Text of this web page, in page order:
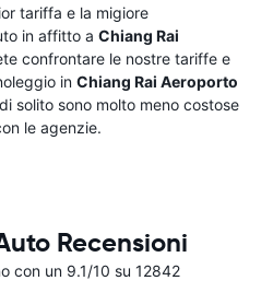
tariffa e la migiore
in affitto a Chiang Rai
confrontare le nostre tariffe e
in Chiang Rai Aeroporto
solito sono molto meno costose
le agenzie.
Recensioni
con un 9.1/10 su 12842